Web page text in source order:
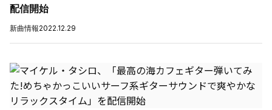
配信開始
新曲情報2022.12.29